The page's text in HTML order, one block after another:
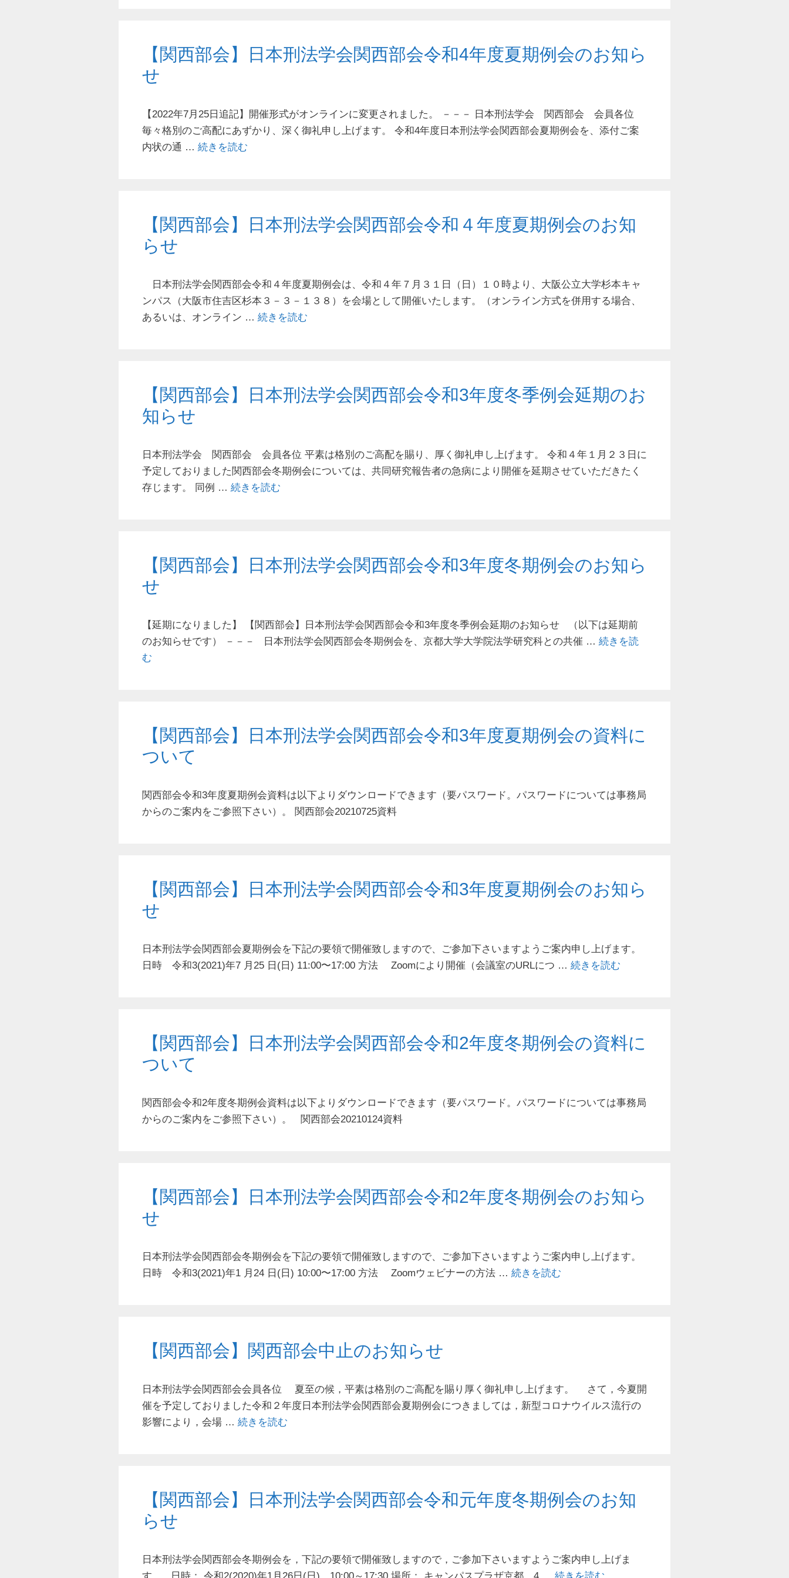
【関西部会】日本刑法学会関西部会令和4年度夏期例会のお知ら
せ
【2022年7月25日追記】開催形式がオンラインに変更されました。 －－－ 日本刑法学会 関西部会 会員各位
毎々格別のご高配にあずかり、深く御礼申し上げます。 令和4年度日本刑法学会関西部会夏期例会を、添付ご案
内状の通 … 続きを読む
【関西部会】日本刑法学会関西部会令和４年度夏期例会のお知
らせ
日本刑法学会関西部会令和４年度夏期例会は、令和４年７月３１日（日）１０時より、大阪公立大学杉本キャ
ンパス（大阪市住吉区杉本３－３－１３８）を会場として開催いたします。（オンライン方式を併用する場合、
あるいは、オンライン … 続きを読む
【関西部会】日本刑法学会関西部会令和3年度冬季例会延期のお
知らせ
日本刑法学会 関西部会 会員各位 平素は格別のご高配を賜り、厚く御礼申し上げます。 令和４年１月２３日に
予定しておりました関西部会冬期例会については、共同研究報告者の急病により開催を延期させていただきたく
存じます。 同例 … 続きを読む
【関西部会】日本刑法学会関西部会令和3年度冬期例会のお知ら
せ
【延期になりました】 【関西部会】日本刑法学会関西部会令和3年度冬季例会延期のお知らせ （以下は延期前
のお知らせです） －－－ ⽇本刑法学会関⻄部会冬期例会を、京都⼤学⼤学院法学研究科との共催 … 続きを読
む
【関西部会】日本刑法学会関西部会令和3年度夏期例会の資料に
ついて
関西部会令和3年度夏期例会資料は以下よりダウンロードできます（要パスワード。パスワードについては事務局
からのご案内をご参照下さい）。 関西部会20210725資料
【関西部会】日本刑法学会関西部会令和3年度夏期例会のお知ら
せ
⽇本刑法学会関⻄部会夏期例会を下記の要領で開催致しますので、ご参加下さいますようご案内申し上げます。
日時 令和3(2021)年7 ⽉25 ⽇(⽇) 11:00〜17:00 ⽅法 Zoomにより開催（会議室のURLにつ … 続きを読む
【関西部会】日本刑法学会関西部会令和2年度冬期例会の資料に
ついて
関西部会令和2年度冬期例会資料は以下よりダウンロードできます（要パスワード。パスワードについては事務局
からのご案内をご参照下さい）。 関西部会20210124資料
【関西部会】日本刑法学会関西部会令和2年度冬期例会のお知ら
せ
⽇本刑法学会関⻄部会冬期例会を下記の要領で開催致しますので、ご参加下さいますようご案内申し上げます。
日時 令和3(2021)年1 ⽉24 ⽇(⽇) 10:00〜17:00 ⽅法 Zoomウェビナーの方法 … 続きを読む
【関西部会】関⻄部会中⽌のお知らせ
⽇本刑法学会関⻄部会会員各位 夏⾄の候，平素は格別のご⾼配を賜り厚く御礼申し上げます。 さて，今夏開
催を予定しておりました令和２年度⽇本刑法学会関⻄部会夏期例会につきましては，新型コロナウイルス流⾏の
影響により，会場 … 続きを読む
【関西部会】日本刑法学会関西部会令和元年度冬期例会のお知
らせ
日本刑法学会関西部会冬期例会を，下記の要領で開催致しますので，ご参加下さいますようご案内申し上げま